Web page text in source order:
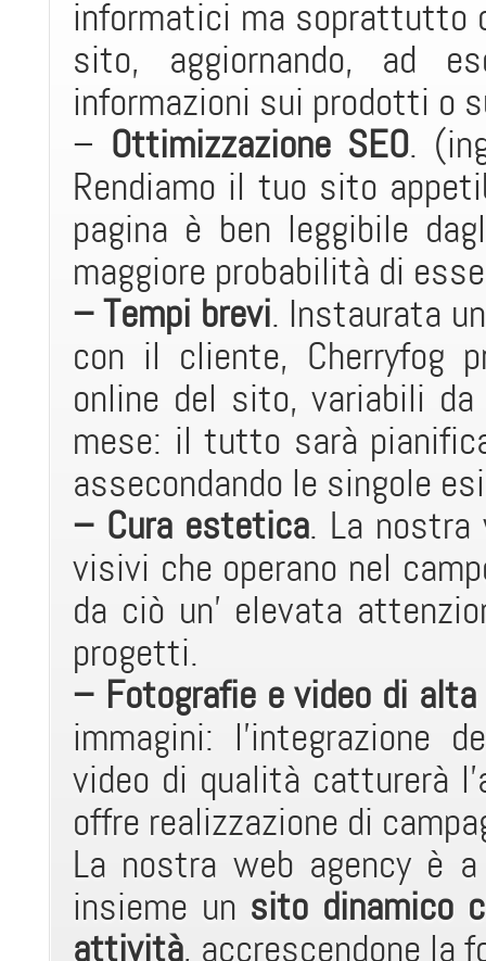
informatici ma soprattutto
sito, aggiornando, ad
informazioni sui prodotti o
– Ottimizzazione SEO.
Rendiamo il tuo sito
pagina è ben leggibile
maggiore probabilità di
– Tempi brevi. Instaurata
con il cliente, Cherryfog
online del sito, variabili
mese: il tutto sarà
assecondando le singole
– Cura estetica. La nostra
visivi che operano nel
da ciò un’ elevata
progetti.
– Fotografie e video di
immagini: l’integrazione
video di qualità catturerà
offre realizzazione di
La nostra web agency è
insieme un sito dinamico
attività, accrescendone la